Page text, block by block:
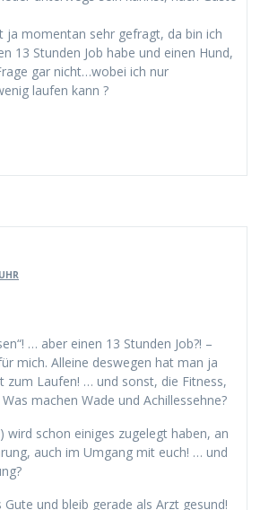
ja momentan sehr gefragt, da bin ich
13 Stunden Job habe und einen Hund,
gar nicht…wobei ich nur
laufen kann ?
… aber einen 13 Stunden Job?! –
mich. Alleine deswegen hat man ja
zum Laufen! … und sonst, die Fitness,
machen Wade und Achillessehne?
wird schon einiges zugelegt haben, an
auch im Umgang mit euch! … und
Gute und bleib gerade als Arzt gesund!